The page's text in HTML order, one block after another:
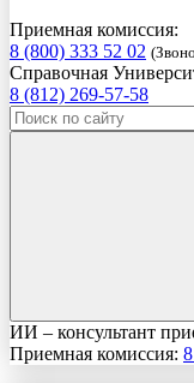
Приемная комиссия:
8 (800) 333 52 02
Справочная
8 (812) 269-57-58
ИИ – консультант
Приемная комиссия: